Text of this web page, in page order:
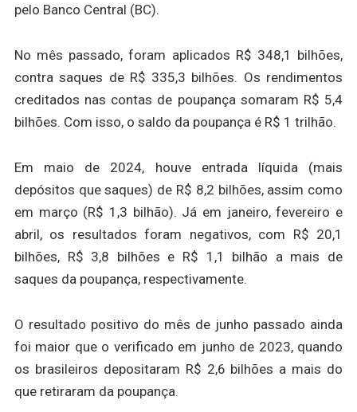
pelo Banco Central (BC).
No mês passado, foram aplicados R$ 348,1 bilhões,
contra saques de R$ 335,3 bilhões. Os rendimentos
creditados nas contas de poupança somaram R$ 5,4
bilhões. Com isso, o saldo da poupança é R$ 1 trilhão.
Em maio de 2024, houve entrada líquida (mais
depósitos que saques) de R$ 8,2 bilhões, assim como
em março (R$ 1,3 bilhão). Já em janeiro, fevereiro e
abril, os resultados foram negativos, com R$ 20,1
bilhões, R$ 3,8 bilhões e R$ 1,1 bilhão a mais de
saques da poupança, respectivamente.
O resultado positivo do mês de junho passado ainda
foi maior que o verificado em junho de 2023, quando
os brasileiros depositaram R$ 2,6 bilhões a mais do
que retiraram da poupança.